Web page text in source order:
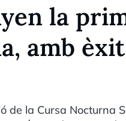
la
amb
la Cursa Nocturna